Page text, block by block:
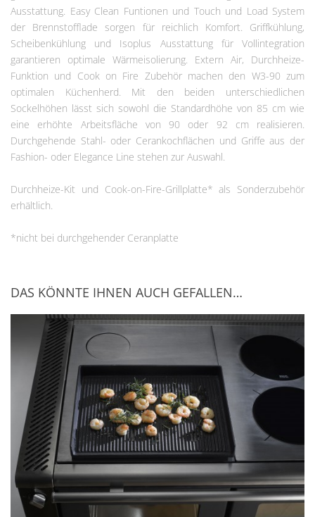
Ausstattung. Easy Clean Funtionen und Touch und Load System
der Brennstofflade sorgen für reichlich Komfort. Griffkühlung,
Scheibenkühlung und Isoplus Ausstattung für Vollintegration
garantieren optimale Wärmeisolierung. Extern Air, Durchheize-
Funktion und Cook on Fire Zubehör machen den W3-90 zum
optimalen Küchenherd. Mit den beiden unterschiedlichen
Sockelhöhen lässt sich sowohl die Standardhöhe von 85 cm wie
eine erhöhte Arbeitsfläche von 90 oder 92 cm realisieren.
Durchgehende Stahl- oder Cerankochflächen und Griffe aus der
Fashion- oder Elegance Line stehen zur Auswahl.
Durchheize-Kit und Cook-on-Fire-Grillplatte* als Sonderzubehör
erhältlich.
*nicht bei durchgehender Ceranplatte
DAS KÖNNTE IHNEN AUCH GEFALLEN…